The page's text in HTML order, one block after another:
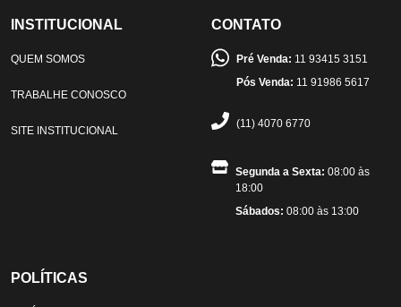
INSTITUCIONAL
QUEM SOMOS
TRABALHE CONOSCO
SITE INSTITUCIONAL
CONTATO
Pré Venda: 11 93415 3151
Pós Venda: 11 91986 5617
(11) 4070 6770
Segunda a Sexta: 08:00 às
18:00
Sábados: 08:00 às 13:00
POLÍTICAS